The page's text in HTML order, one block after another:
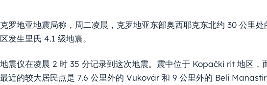
克罗地亚地震局称，周二凌晨，克罗地亚东部奥西耶克东北约 30 公里
区发生里氏 4.1 级地震。
地震仪在凌晨 2 时 35 分记录到这次地震。震中位于 Kopački rit 地区，
最近的较大居民点是 7.6 公里外的 Vukovár 和 9 公里外的 Beli Manastir